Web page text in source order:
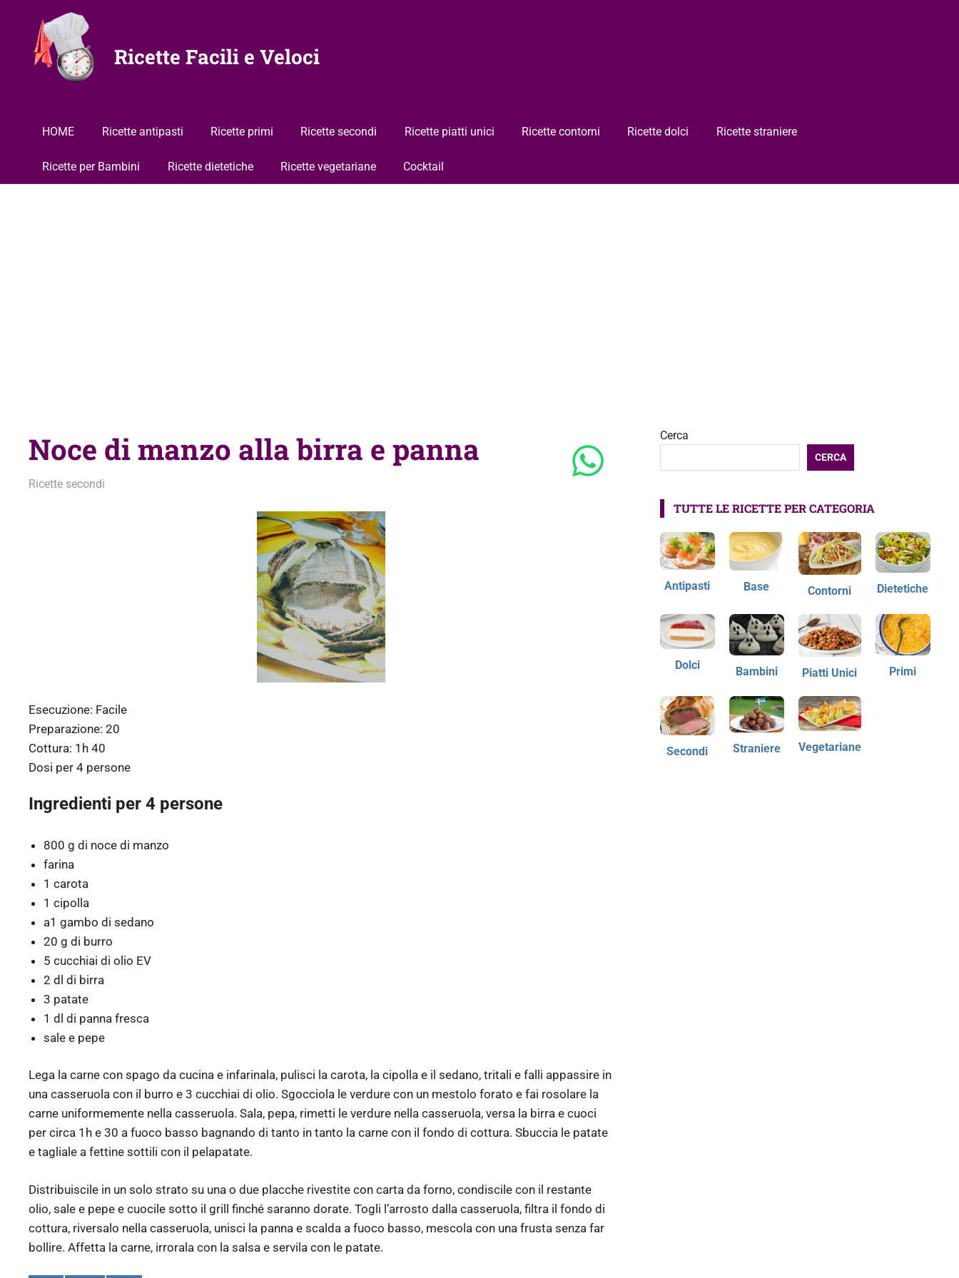
contenuto
Ricette Facili e Veloci
HOME Ricette antipasti Ricette primi Ricette secondi Ricette piatti unici Ricette contorni Ricette dolci Ricette straniere
Ricette per Bambini Ricette dietetiche Ricette vegetariane Cocktail
Noce di manzo alla birra e panna
21 Luglio 2013
admin
Ricette secondi
Esecuzione: Facile
Preparazione: 20
Cottura: 1h 40
Dosi per 4 persone
Ingredienti per 4 persone
800 g di noce di manzo
farina
1 carota
1 cipolla
a1 gambo di sedano
20 g di burro
5 cucchiai di olio EV
2 dl di birra
3 patate
1 dl di panna fresca
sale e pepe
Lega la carne con spago da cucina e infarinala, pulisci la carota, la cipolla e il sedano, tritali e falli appassire in
una casseruola con il burro e 3 cucchiai di olio. Sgocciola le verdure con un mestolo forato e fai rosolare la
carne uniformemente nella casseruola. Sala, pepa, rimetti le verdure nella casseruola, versa la birra e cuoci
per circa 1h e 30 a fuoco basso bagnando di tanto in tanto la carne con il fondo di cottura. Sbuccia le patate
e tagliale a fettine sottili con il pelapatate.
Distribuiscile in un solo strato su una o due placche rivestite con carta da forno, condiscile con il restante
olio, sale e pepe e cuocile sotto il grill finché saranno dorate. Togli l’arrosto dalla casseruola, filtra il fondo di
cottura, riversalo nella casseruola, unisci la panna e scalda a fuoco basso, mescola con una frusta senza far
bollire. Affetta la carne, irrorala con la salsa e servila con le patate.
Cerca
CERCA
TUTTE LE RICETTE PER CATEGORIA
Antipasti Base Contorni Dietetiche
Dolci Bambini Piatti Unici Primi
Secondi Straniere Vegetariane